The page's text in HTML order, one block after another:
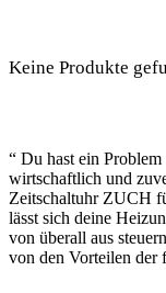
Keine Produkte
“ Du hast ein
wirtschaftlich und
Zeitschaltuhr ZUCH
lässt sich deine
von überall aus
von den Vorteilen der